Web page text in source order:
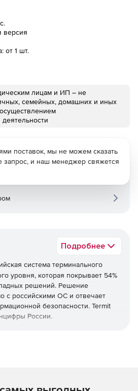
версия
от 1 шт.
лицам и ИП – не
семейных, домашних и иных
Подробнее
система терминального
уровня, которая покрывает 54%
решений. Решение
с российскими ОС и отвечает
безопасности. Termit
России.
поставок, мы не можем сказать
запрос, и наш менеджер свяжется